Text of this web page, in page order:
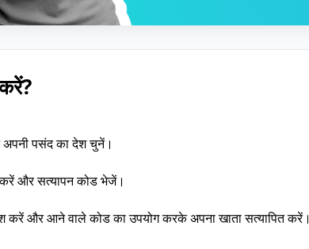
पसंद का देश चुनें।
और सत्यापन कोड भेजें।
करें और आने वाले कोड का उपयोग करके अपना खाता सत्यापित करें।